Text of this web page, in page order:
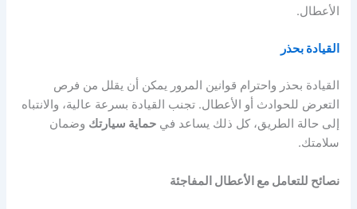
الأعطال.
القيادة بحذر
القيادة بحذر واحترام قوانين المرور يمكن أن يقلل من فرص
التعرض للحوادث أو الأعطال. تجنب القيادة بسرعة عالية، والانتباه
إلى حالة الطريق، كل ذلك يساعد فيحماية سيارتك وضمان
سلامتك.
نصائح للتعامل مع الأعطال المفاجئة